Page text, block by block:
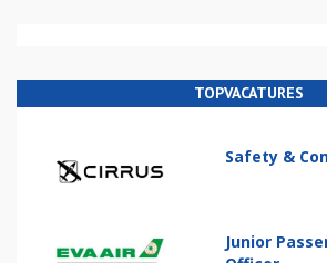
TOPVACATURES
Safety &
Junior